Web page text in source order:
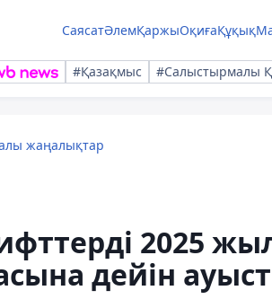
СаясатӘлемҚаржыОқиғаҚұқық
#Қазақмыс #Салыстырмалы
жаңалықтар
2025
дейін